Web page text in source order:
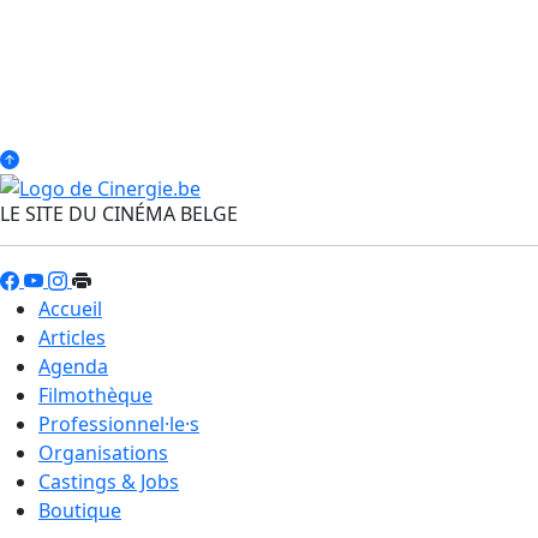
LE SITE DU CINÉMA BELGE
Accueil
Articles
Agenda
Filmothèque
Professionnel·le·s
Organisations
Castings & Jobs
Boutique